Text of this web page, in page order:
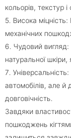
кольорів, текстур
5️. Висока міцність:
механічних
6️. Чудовий вигляд:
натуральної шкіри,
7️.
автомобілів, але й
довговічність.
Завдяки
пошкоджень